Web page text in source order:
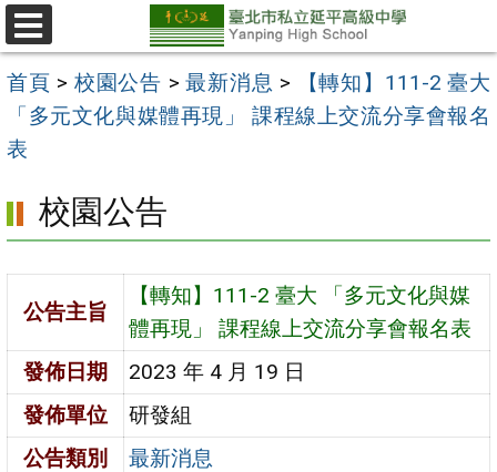
跳
至
主
要
內
選
單
首頁 > 校園公告 >最新消息 >
【轉知】111-2 臺大
「多元文化與媒體再現」 課程線上交流分享會報名
表
校園公告
公告主旨
【轉知】111-2 臺大 「多元文化與媒
體再現」 課程線上交流分享會報名表
發佈日期
2023 年 4 月 19 日
發佈單位
研發組
公告類別
最新消息